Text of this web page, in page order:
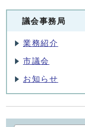
議会事務局
業務紹介
市議会
お知らせ